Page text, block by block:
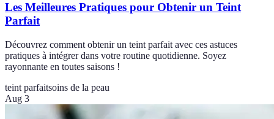
Les Meilleures Pratiques pour Obtenir un Teint
Parfait
Découvrez comment obtenir un teint parfait avec ces astuces
pratiques à intégrer dans votre routine quotidienne. Soyez
rayonnante en toutes saisons !
teint parfaitsoins de la peau
Aug 3